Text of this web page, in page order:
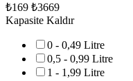
₺169 ₺3669
Kapasite Kaldır
0 - 0,49 Litre
0,5 - 0,99 Litre
1 - 1,99 Litre